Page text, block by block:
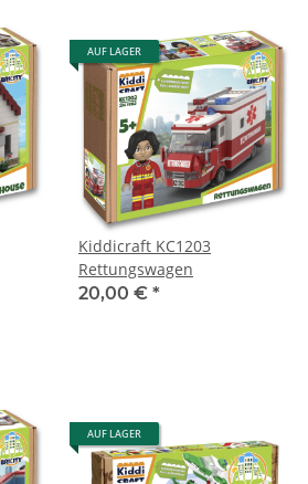
AUF LAGER
Kiddicraft KC1203
Rettungswagen
20,00 € *
AUF LAGER